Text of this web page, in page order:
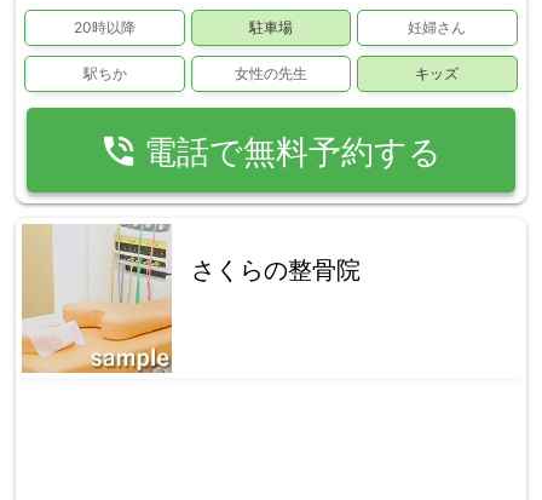
20時以降 駐車場 妊婦さん
駅ちか 女性の先生 キッズ
phone_in_talk 電話で無料予約する
さくらの整骨院